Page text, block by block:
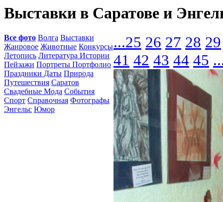
Выставки в Саратове и
Все фото Волга Выставки
Жанровое Животные Конкурсы
Летопись Литература Истории
Пейзажи Портреты Портфолио
Праздники Даты Природа
Путешествия Саратов
Свадебные Мода События
Спорт Справочная Фотографы
Энгельс Юмор
...25 26 27 28 29
41 42 43 44 45